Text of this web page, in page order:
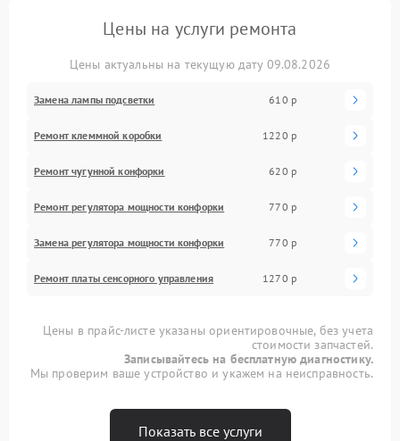
Цены на услуги ремонта
Цены актуальны на текущую дату 09.08.2026
Замена лампы подсветки 610 р
Ремонт клеммной коробки 1220 р
Ремонт чугунной конфорки 620 р
Ремонт регулятора мощности конфорки 770 р
Замена регулятора мощности конфорки 770 р
Ремонт платы сенсорного управления 1270 р
Цены в прайс-листе указаны ориентировочные, без учета
стоимости запчастей.
Записывайтесь на бесплатную диагностику.
Мы проверим ваше устройство и укажем на неисправность.
Показать все услуги